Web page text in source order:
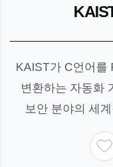
KAIST가 C언어를
변환하는 자동화
보안 분야의 세